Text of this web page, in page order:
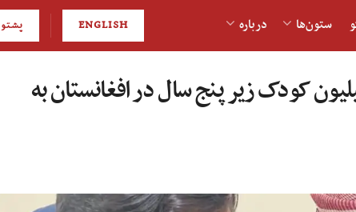
ستون‌ها درباره ENGLISH پشتو
مبتلا شدن حدود ۳.۷ میلیون کودک زیر پنج سال در افغانستان به